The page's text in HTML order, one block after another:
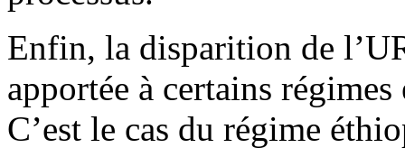
Enfin, la disparition de
apportée à certains régimes
C’est le cas du régime